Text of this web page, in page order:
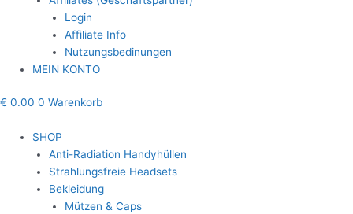
Login
Affiliate Info
Nutzungsbedinungen
MEIN KONTO
€ 0.00 0 Warenkorb
SHOP
Anti-Radiation Handyhüllen
Strahlungsfreie Headsets
Bekleidung
Mützen & Caps